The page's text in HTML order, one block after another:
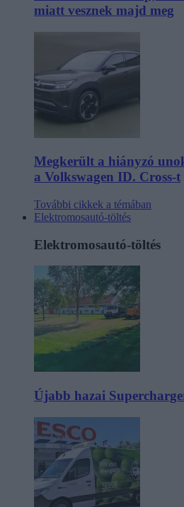
miatt vesznek majd meg
Megkerült a hiányzó
a Volkswagen ID. Cross-t
További cikkek a témában
Elektromosautó-töltés
Elektromosautó-töltés
Újabb hazai